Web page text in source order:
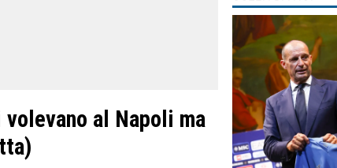
al Napoli ma